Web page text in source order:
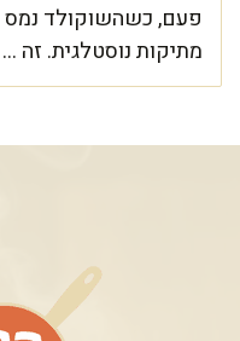
פעם, כשהשוקולד נמס
מתיקות נוסטלגית. זה ...